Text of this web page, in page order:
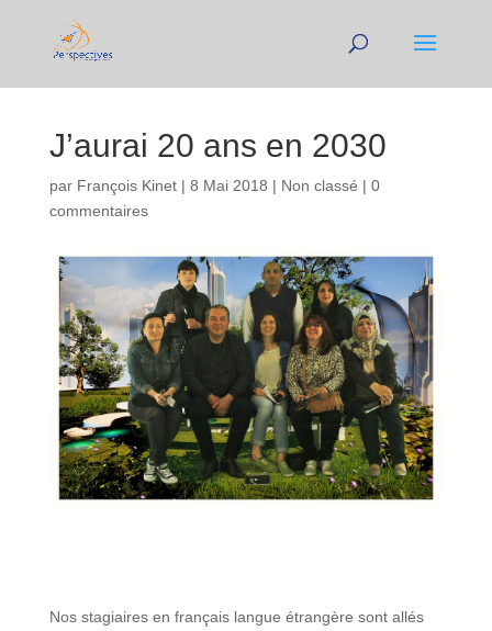
J’aurai 20 ans en 2030
par François Kinet| 8 Mai 2018 | Non classé | 0
commentaires
Nos stagiaires en français langue étrangère sont allés